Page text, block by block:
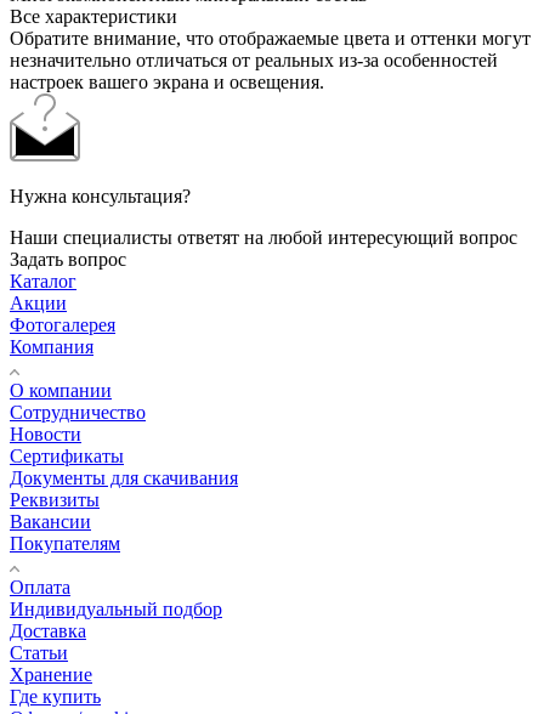
Все характеристики
Обратите внимание, что отображаемые цвета и оттенки могут
незначительно отличаться от реальных из-за особенностей
настроек вашего экрана и освещения.
Нужна консультация?
Наши специалисты ответят на любой интересующий вопрос
Задать вопрос
Каталог
Акции
Фотогалерея
Компания
О компании
Сотрудничество
Новости
Сертификаты
Документы для скачивания
Реквизиты
Вакансии
Покупателям
Оплата
Индивидуальный подбор
Доставка
Статьи
Хранение
Где купить